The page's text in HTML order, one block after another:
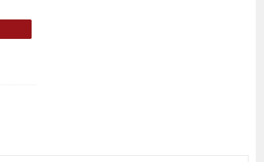
Naoki Urasawa – Liên Vũ dịch – NXB Kim Đồng số lượng